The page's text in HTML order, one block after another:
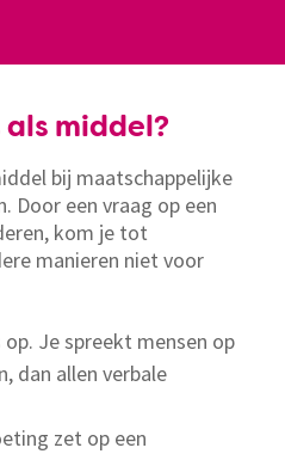
middel?
bij maatschappelijke
Door een vraag op een
kom je tot
manieren niet voor
Je spreekt mensen op
dan allen verbale
zet op een